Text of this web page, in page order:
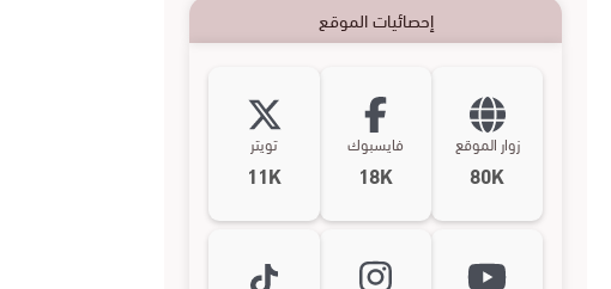
إحصائيات الموقع
زوار الموقع
80K
فايسبوك
18K
تويتر
11K